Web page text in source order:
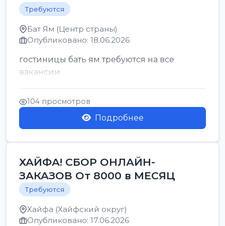
Требуются
Бат Ям (Центр страны)
Опубликовано: 18.06.2026
гостиницы бать ям требуются на все
вакансии
104 просмотров
Подробнее
ХАЙФА! СБОР ОНЛАЙН-
ЗАКАЗОВ От 8000 в МЕСЯЦ
Требуются
Хайфа (Хайфский округ)
Опубликовано: 17.06.2026